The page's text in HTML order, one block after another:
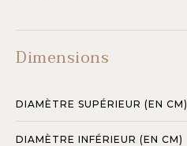
Dimensions
DIAMÈTRE SUPÉRIEUR (EN CM)
DIAMÈTRE INFÉRIEUR (EN CM)